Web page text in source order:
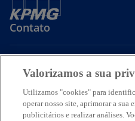
Contato
Sobre a KPMG
Serviços
Valorizamos a sua
Utilizamos "cookies" para
operar nosso site, aprimorar a
publicitários e realizar análises.